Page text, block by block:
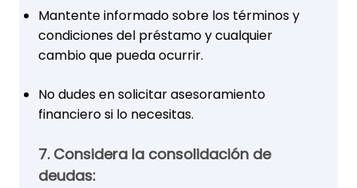
Mantente informado sobre los términos y
condiciones del préstamo y cualquier
cambio que pueda ocurrir.
No dudes en solicitar asesoramiento
financiero si lo necesitas.
7. Considera la consolidación de
deudas: